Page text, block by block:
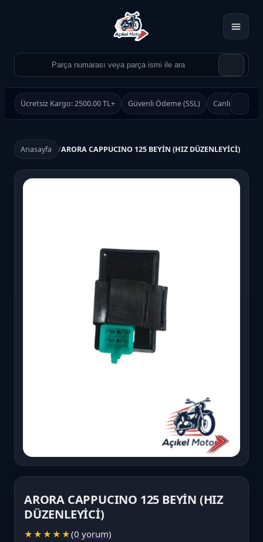
Ücretsiz Kargo: 2500.00 TL+ Güvenli Ödeme (SSL) Canlı Destek
Anasayfa /ARORA CAPPUCINO 125 BEYİN (HIZ DÜZENLEYİCİ)
ARORA CAPPUCINO 125 BEYİN (HIZ
DÜZENLEYİCİ)
★ ★ ★ ★ ★(0 yorum)